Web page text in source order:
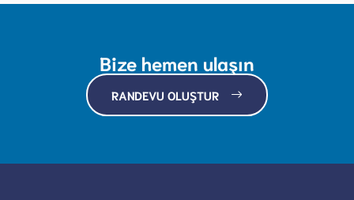
Bize hemen ulaşın
RANDEVU OLUŞTUR